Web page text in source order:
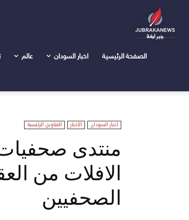
الصفحة الرئيسية اخبار السودان عالم
اخبار السودان الاخبار العناوين الرئيسية
منتدى صحفيات
الافلات من
الصحفيين